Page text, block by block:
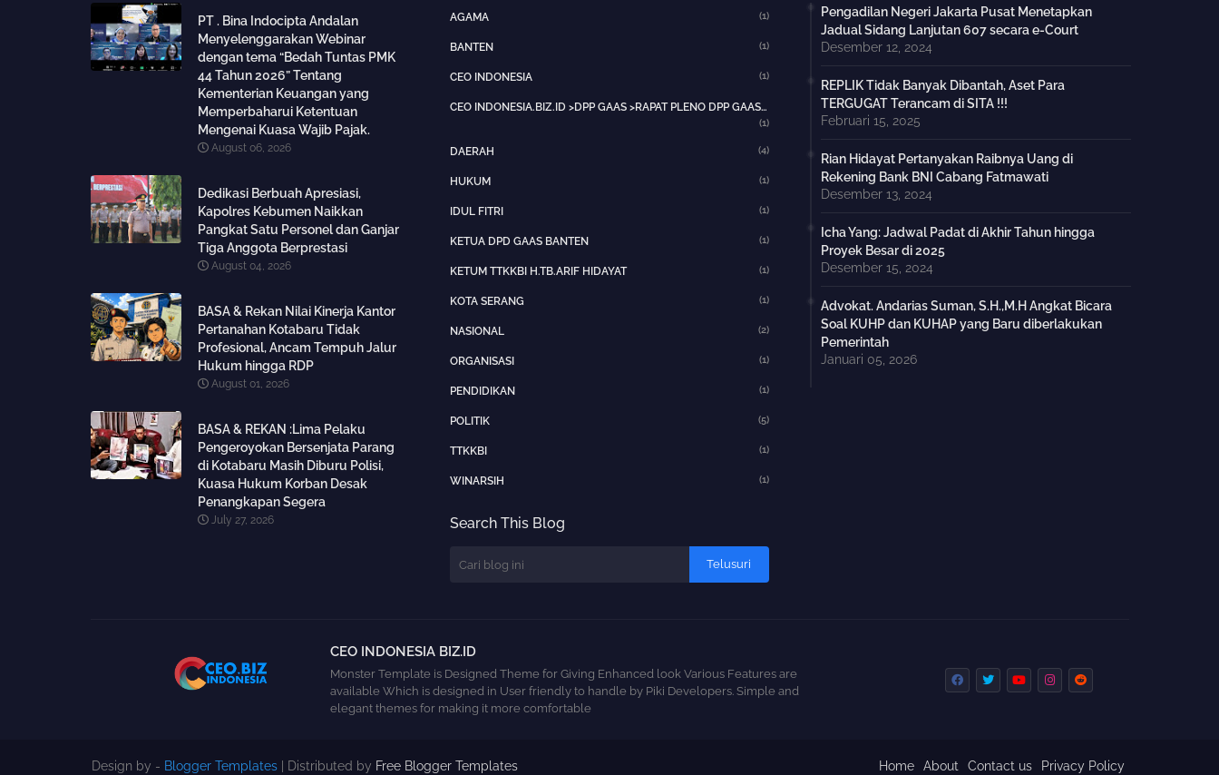
PT . Bina Indocipta Andalan
Menyelenggarakan Webinar
dengan tema “Bedah Tuntas PMK
44 Tahun 2026” Tentang
Kementerian Keuangan yang
Memperbaharui Ketentuan
Mengenai Kuasa Wajib Pajak.
August 06, 2026
Dedikasi Berbuah Apresiasi,
Kapolres Kebumen Naikkan
Pangkat Satu Personel dan Ganjar
Tiga Anggota Berprestasi
August 04, 2026
BASA & Rekan Nilai Kinerja Kantor
Pertanahan Kotabaru Tidak
Profesional, Ancam Tempuh Jalur
Hukum hingga RDP
August 01, 2026
BASA & REKAN :Lima Pelaku
Pengeroyokan Bersenjata Parang
di Kotabaru Masih Diburu Polisi,
Kuasa Hukum Korban Desak
Penangkapan Segera
July 27, 2026
AGAMA (1)
BANTEN (1)
CEO INDONESIA (1)
CEO INDONESIA.BIZ.ID >DPP GAAS >RAPAT PLENO DPP GAAS >JAKARTA PUSAT>HOTNEWS>
(1)
DAERAH (4)
HUKUM (1)
IDUL FITRI (1)
KETUA DPD GAAS BANTEN (1)
KETUM TTKKBI H.TB.ARIF HIDAYAT (1)
KOTA SERANG (1)
NASIONAL (2)
ORGANISASI (1)
PENDIDIKAN (1)
POLITIK (5)
TTKKBI (1)
WINARSIH (1)
Search This Blog
Pengadilan Negeri Jakarta Pusat Menetapkan
Jadual Sidang Lanjutan 607 secara e-Court
Desember 12, 2024
REPLIK Tidak Banyak Dibantah, Aset Para
TERGUGAT Terancam di SITA !!!
Februari 15, 2025
Rian Hidayat Pertanyakan Raibnya Uang di
Rekening Bank BNI Cabang Fatmawati
Desember 13, 2024
Icha Yang: Jadwal Padat di Akhir Tahun hingga
Proyek Besar di 2025
Desember 15, 2024
Advokat. Andarias Suman, S.H.,M.H Angkat Bicara
Soal KUHP dan KUHAP yang Baru diberlakukan
Pemerintah
Januari 05, 2026
CEO INDONESIA BIZ.ID
Monster Template is Designed Theme for Giving Enhanced look Various Features are
available Which is designed in User friendly to handle by Piki Developers. Simple and
elegant themes for making it more comfortable
Design by - Blogger Templates| Distributed by Free Blogger Templates Home About Contact us Privacy Policy